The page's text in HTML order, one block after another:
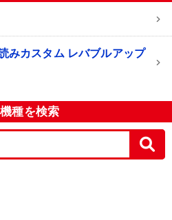
みカスタム レバブルアップ
種を検索